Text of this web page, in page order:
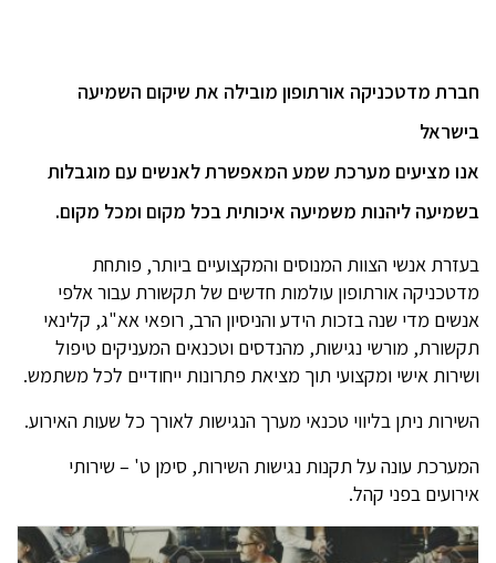
חברת מדטכניקה אורתופון מובילה את שיקום השמיעה
בישראל
אנו מציעים מערכת שמע המאפשרת לאנשים עם מוגבלות
בשמיעה ליהנות משמיעה איכותית בכל מקום ומכל מקום.
בעזרת אנשי הצוות המנוסים והמקצועיים ביותר, פותחת
מדטכניקה אורתופון עולמות חדשים של תקשורת עבור אלפי
אנשים מדי שנה בזכות הידע והניסיון הרב, רופאי אא"ג, קלינאי
תקשורת, מורשי נגישות, מהנדסים וטכנאים המעניקים טיפול
ושירות אישי ומקצועי תוך מציאת פתרונות ייחודיים לכל משתמש.
השירות ניתן בליווי טכנאי מערך הנגישות לאורך כל שעות האירוע.
המערכת עונה על תקנות נגישות השירות, סימן ט' – שירותי
אירועים בפני קהל.